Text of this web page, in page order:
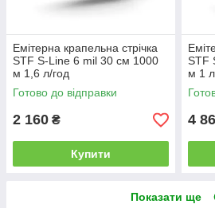
Емітерна крапельна стрічка
STF S-Line 6 mil 30 см 1000
м 1,6 л/год
Готово до відправки
2 160 ₴
Купити
STF
м 1
4
Показати ще